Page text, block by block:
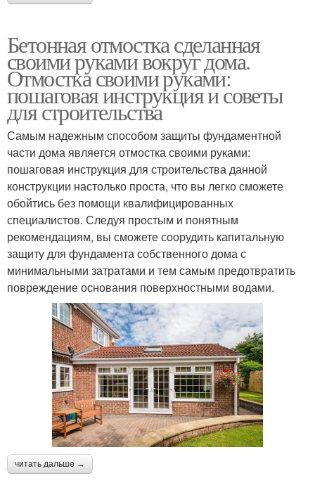
Бетонная отмостка сделанная
своими руками вокруг дома.
Отмостка своими руками:
пошаговая инструкция и советы
для строительства
Самым надежным способом защиты фундаментной
части дома является отмостка своими руками:
пошаговая инструкция для строительства данной
конструкции настолько проста, что вы легко сможете
обойтись без помощи квалифицированных
специалистов. Следуя простым и понятным
рекомендациям, вы сможете соорудить капитальную
защиту для фундамента собственного дома с
минимальными затратами и тем самым предотвратить
повреждение основания поверхностными водами.
читать дальше →